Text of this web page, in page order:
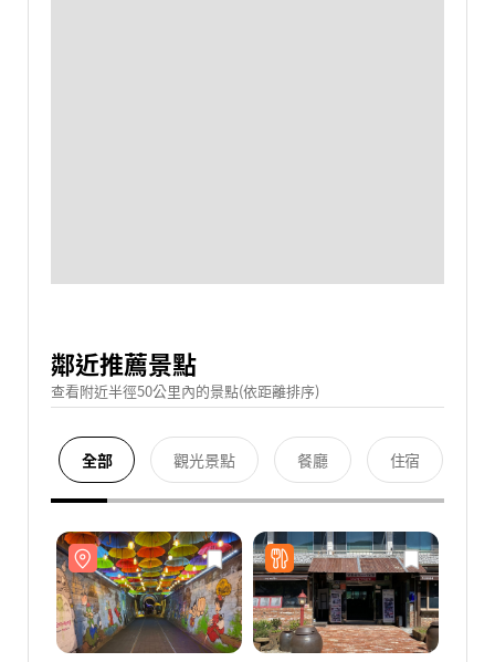
鄰近推薦景點
查看附近半徑50公里內的景點(依距離排序)
全部 觀光景點 餐廳 住宿